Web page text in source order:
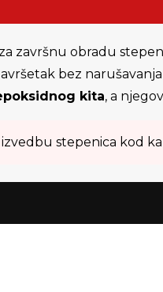
završnu obradu
bez
kita, a
stepenica kod